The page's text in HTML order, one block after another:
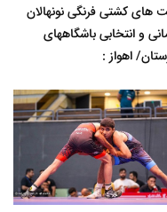
های کشتی فرنگی نونهالان
و انتخابی باشگاههای
اهواز :